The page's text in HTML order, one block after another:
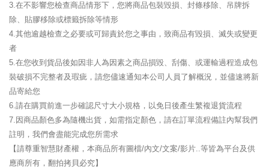
3.在不影響您檢查商品情形下，您將商品包裝毀損、封條移除、吊牌拆
除、貼膠移除或標籤拆除等情形
4.其他逾越檢查之必要或可歸責於您之事由，致商品有毀損、滅失或變更
者
5.在您收到貨品後如因非人為因素之商品損毀、刮傷、或運輸過程造成包
裝破損不完整者及瑕疵，請您儘速通知本公司人員了解概況，並儘速將新
品寄給您
6.請在購買前進一步確認尺寸大小規格，以免日後產生繁複退貨流程
7.因商品顏色多為隨機出貨，如需指定顏色，請在訂單流程備註內幫我們
註明，我們會盡能完成您所需求
【請尊重智慧財產權，本商品所有圖檔/內文/文案/影片..等皆為平台及供
應商所有，翻拍拷貝必究】